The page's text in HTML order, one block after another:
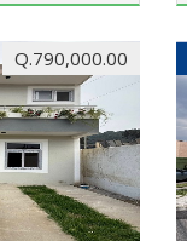
Q.790,000.00